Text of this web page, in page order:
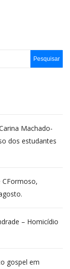
Machado-
dos estudantes
CFormoso,
– Homicídio
gospel em